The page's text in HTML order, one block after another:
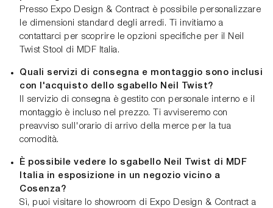
Presso Expo Design & Contract è possibile personalizzare
le dimensioni standard degli arredi. Ti invitiamo a
contattarci per scoprire le opzioni specifiche per il Neil
Twist Stool di MDF Italia.
Quali servizi di consegna e montaggio sono inclusi
con l'acquisto dello sgabello Neil Twist?
Il servizio di consegna è gestito con personale interno e il
montaggio è incluso nel prezzo. Ti avviseremo con
preavviso sull'orario di arrivo della merce per la tua
comodità.
È possibile vedere lo sgabello Neil Twist di MDF
Italia in esposizione in un negozio vicino a
Cosenza?
Sì, puoi visitare lo showroom di Expo Design & Contract a